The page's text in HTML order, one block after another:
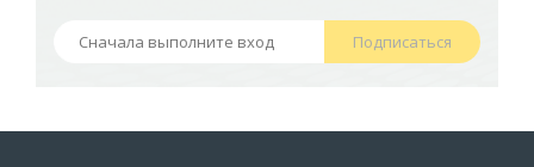
Подписаться